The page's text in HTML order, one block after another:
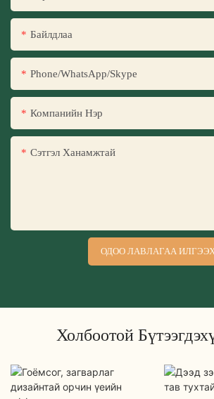
Байлдлаа
Phone/WhatsApp/Skype
Компанийн Нэр
Сэтгэл Ханамжтай
ОДОО ЛАВЛАГАА
Холбоотой